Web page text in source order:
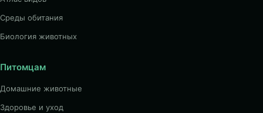
Среды обитания
Биология животных
Питомцам
Домашние животные
Здоровье и уход